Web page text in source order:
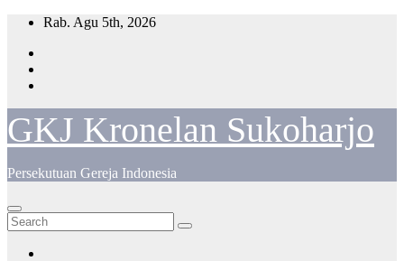
Skip
content
Rab. Agu 5th, 2026
GKJ Kronelan Sukoharjo
Persekutuan Gereja Indonesia